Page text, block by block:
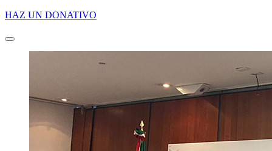
HAZ UN DONATIVO